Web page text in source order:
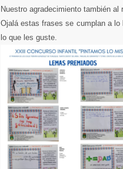
Nuestro agradecimiento también
Ojalá estas frases se cumplan a
lo que les guste.